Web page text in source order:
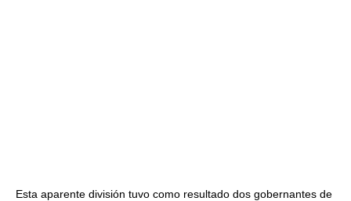
Esta aparente división tuvo como resultado dos gobernantes de